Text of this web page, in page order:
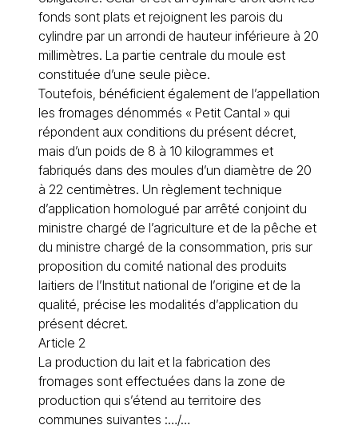
fonds sont plats et rejoignent les parois du
cylindre par un arrondi de hauteur inférieure à 20
millimètres. La partie centrale du moule est
constituée d’une seule pièce.
Toutefois, bénéficient également de l’appellation
les fromages dénommés « Petit Cantal » qui
répondent aux conditions du présent décret,
mais d’un poids de 8 à 10 kilogrammes et
fabriqués dans des moules d’un diamètre de 20
à 22 centimètres. Un règlement technique
d’application homologué par arrêté conjoint du
ministre chargé de l’agriculture et de la pêche et
du ministre chargé de la consommation, pris sur
proposition du comité national des produits
laitiers de l’Institut national de l’origine et de la
qualité, précise les modalités d’application du
présent décret.
Article 2
La production du lait et la fabrication des
fromages sont effectuées dans la zone de
production qui s’étend au territoire des
communes suivantes :…/…